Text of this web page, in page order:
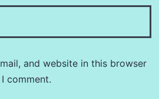
and website in this browser
comment.